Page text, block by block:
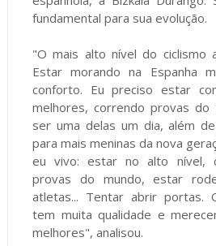
fundamental para sua evolução.
"O mais alto nível do ciclismo
Estar morando na Espanha
conforto. Eu preciso estar
melhores, correndo provas do
ser uma delas um dia, além
para mais meninas da nova
eu vivo: estar no alto nível,
provas do mundo, estar
atletas... Tentar abrir portas.
tem muita qualidade e
melhores", analisou.